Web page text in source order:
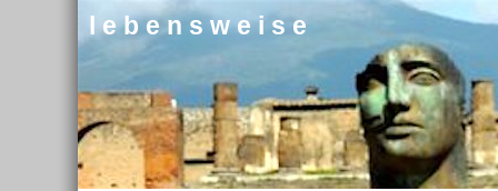
l e b e n s w e i s e